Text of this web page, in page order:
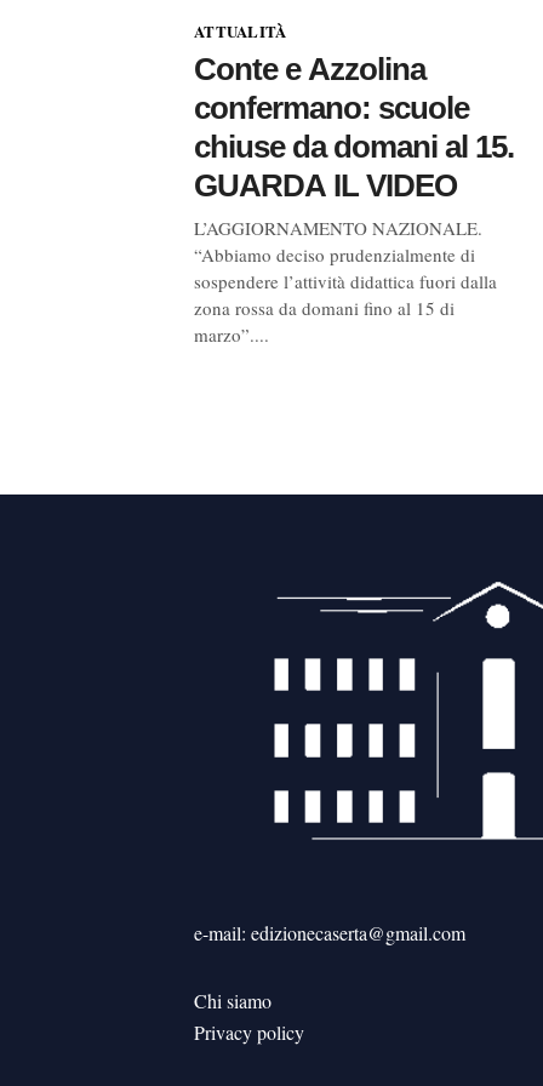
ATTUALITÀ
Conte e Azzolina
confermano: scuole
chiuse da domani al 15.
GUARDA IL VIDEO
L’AGGIORNAMENTO NAZIONALE.
“Abbiamo deciso prudenzialmente di
sospendere l’attività didattica fuori dalla
zona rossa da domani fino al 15 di
marzo”....
e-mail: edizionecaserta@gmail.com
Chi siamo
Privacy policy